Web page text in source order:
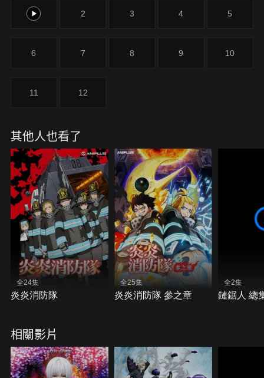
型食屍鬼。
1 2 3 4 5
6 7 8 9 10
11 12
其他人也看了
全24集
炎炎消防隊
全25集
炎炎消防隊 參之章
全2集
鏈鋸人 總
相關影片